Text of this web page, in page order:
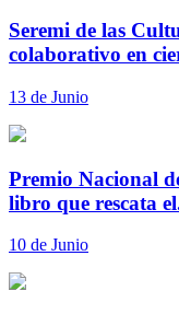
Seremi de las
colaborativo en
13 de Junio
Premio Nacional
libro que rescata
10 de Junio